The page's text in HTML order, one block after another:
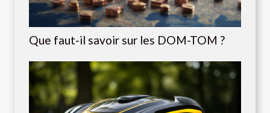
Que faut-il savoir sur les DOM-TOM ?